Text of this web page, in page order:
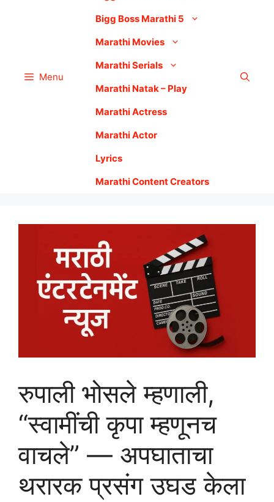
Menu
Bigg Boss Marathi 5
Marathi Movies
Marathi Serials
Marathi Natak – Play
Marathi Actress
Marathi Actor
Lyrics
Marathi Content Creators
रुपाली भोसले म्हणाली,
“स्वामींची कृपा म्हणूनच
वाचले” — अपघाताचा
थरारक प्रसंग उघड केला